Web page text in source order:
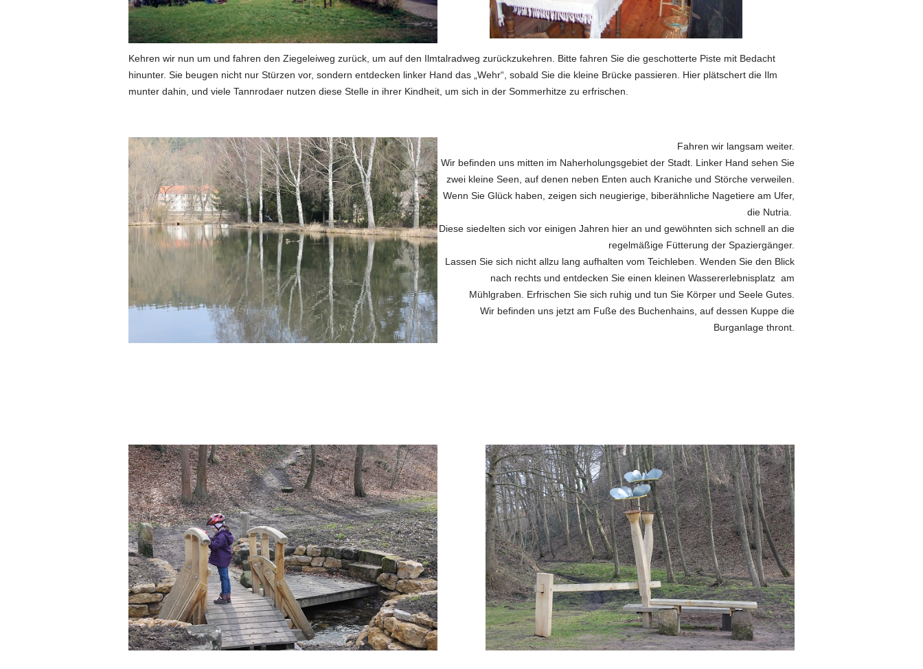
Kehren wir nun um und fahren den Ziegeleiweg zurück, um auf den Ilmtalradweg zurückzukehren. Bitte fahren Sie die geschotterte Piste mit Bedacht
hinunter. Sie beugen nicht nur Stürzen vor, sondern entdecken linker Hand das „Wehr“, sobald Sie die kleine Brücke passieren. Hier plätschert die Ilm
munter dahin, und viele Tannrodaer nutzen diese Stelle in ihrer Kindheit, um sich in der Sommerhitze zu erfrischen.
Fahren wir langsam weiter.
Wir befinden uns mitten im Naherholungsgebiet der Stadt. Linker Hand sehen Sie
zwei kleine Seen, auf denen neben Enten auch Kraniche und Störche verweilen.
Wenn Sie Glück haben, zeigen sich neugierige, biberähnliche Nagetiere am Ufer,
die Nutria.
Diese siedelten sich vor einigen Jahren hier an und gewöhnten sich schnell an die
regelmäßige Fütterung der Spaziergänger.
Lassen Sie sich nicht allzu lang aufhalten vom Teichleben. Wenden Sie den Blick
nach rechts und entdecken Sie einen kleinen Wassererlebnisplatz am
Mühlgraben. Erfrischen Sie sich ruhig und tun Sie Körper und Seele Gutes.
Wir befinden uns jetzt am Fuße des Buchenhains, auf dessen Kuppe die
Burganlage thront.